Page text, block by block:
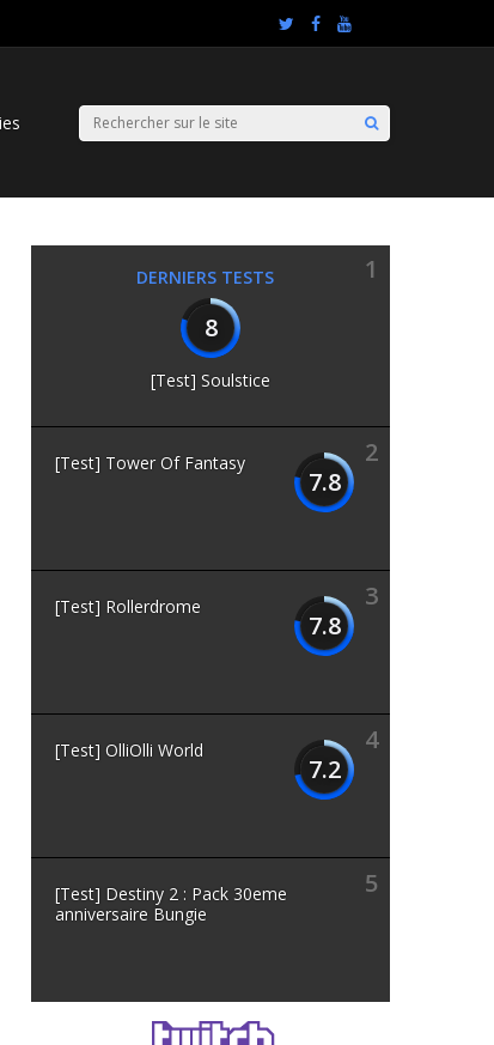
DERNIERS TESTS
1
8
[Test] Soulstice
2
7.8
[Test] Tower Of Fantasy
3
7.8
[Test] Rollerdrome
4
7.2
[Test] OlliOlli World
5
[Test] Destiny 2 : Pack 30eme
anniversaire Bungie